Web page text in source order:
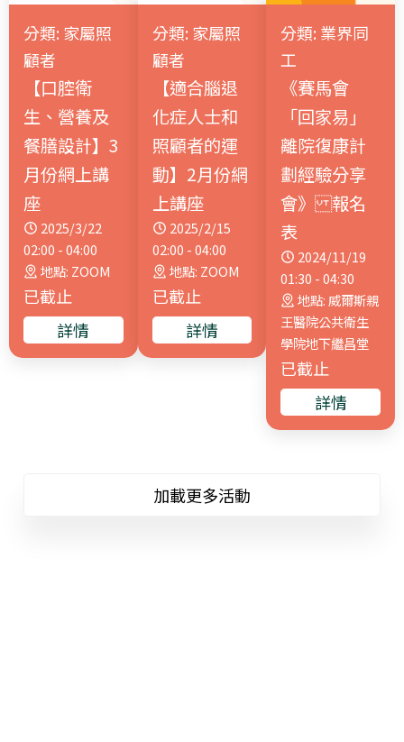
分類: 家屬照
顧者
【口腔衛
生、營養及
餐膳設計】3
月份網上講
座
2025/3/22
02:00 - 04:00
地點: ZOOM
已截止
詳情
分類: 家屬照
顧者
【適合腦退
化症人士和
照顧者的運
動】2月份網
上講座
2025/2/15
02:00 - 04:00
地點: ZOOM
已截止
詳情
分類: 業界同
工
《賽馬會
「回家易」
離院復康計
劃經驗分享
會》 報名
表
2024/11/19
01:30 - 04:30
地點: 威爾斯親
王醫院公共衛生
學院地下繼昌堂
已截止
詳情
加載更多活動